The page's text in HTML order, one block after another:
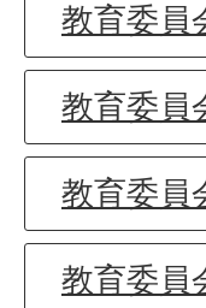
教育委員
教育委員
教育委員
教育委員